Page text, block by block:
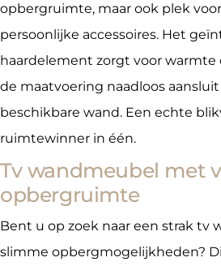
opbergruimte, maar ook plek
persoonlijke accessoires. Het
haardelement zorgt voor warmte
de maatvoering naadloos
beschikbare wand. Een echte
ruimtewinner in één.
Tv wandmeubel met
opbergruimte
Bent u op zoek naar een strak tv
slimme opbergmogelijkheden?